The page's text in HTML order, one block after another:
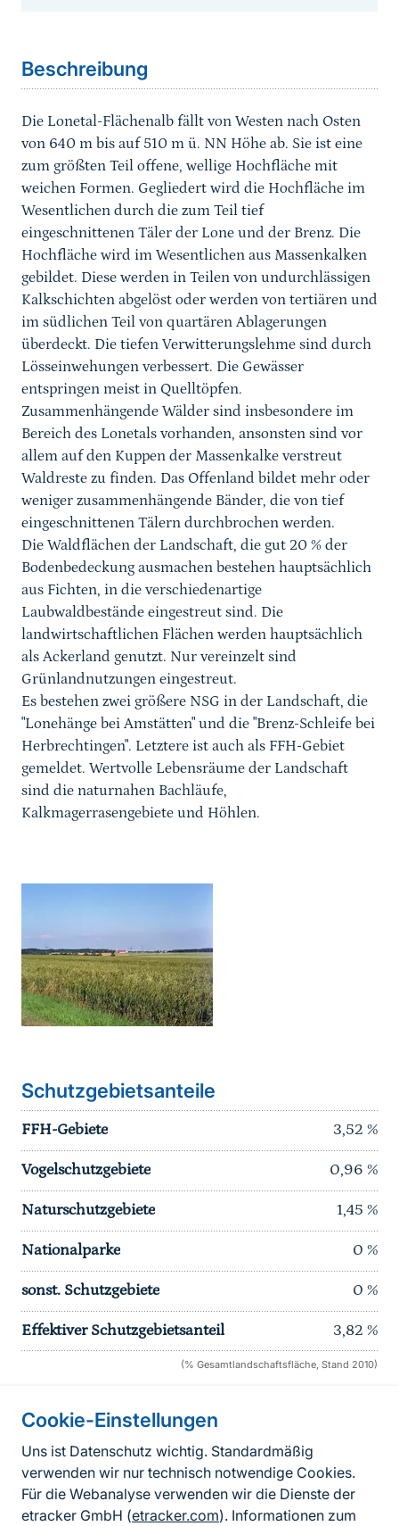
Cookie-Einstellungen
Uns ist Datenschutz wichtig. Standardmäßig
verwenden wir nur technisch notwendige Cookies.
Für die Webanalyse verwenden wir die Dienste der
etracker GmbH (etracker.com). Informationen zum
Beschreibung
Die Lonetal-Flächenalb fällt von Westen nach Osten
von 640 m bis auf 510 m ü. NN Höhe ab. Sie ist eine
zum größten Teil offene, wellige Hochfläche mit
weichen Formen. Gegliedert wird die Hochfläche im
Wesentlichen durch die zum Teil tief
eingeschnittenen Täler der Lone und der Brenz. Die
Hochfläche wird im Wesentlichen aus Massenkalken
gebildet. Diese werden in Teilen von undurchlässigen
Kalkschichten abgelöst oder werden von tertiären und
im südlichen Teil von quartären Ablagerungen
überdeckt. Die tiefen Verwitterungslehme sind durch
Lösseinwehungen verbessert. Die Gewässer
entspringen meist in Quelltöpfen.
Zusammenhängende Wälder sind insbesondere im
Bereich des Lonetals vorhanden, ansonsten sind vor
allem auf den Kuppen der Massenkalke verstreut
Waldreste zu finden. Das Offenland bildet mehr oder
weniger zusammenhängende Bänder, die von tief
eingeschnittenen Tälern durchbrochen werden.
Die Waldflächen der Landschaft, die gut 20 % der
Bodenbedeckung ausmachen bestehen hauptsächlich
aus Fichten, in die verschiedenartige
Laubwaldbestände eingestreut sind. Die
landwirtschaftlichen Flächen werden hauptsächlich
als Ackerland genutzt. Nur vereinzelt sind
Grünlandnutzungen eingestreut.
Es bestehen zwei größere NSG in der Landschaft, die
"Lonehänge bei Amstätten" und die "Brenz-Schleife bei
Herbrechtingen". Letztere ist auch als FFH-Gebiet
gemeldet. Wertvolle Lebensräume der Landschaft
sind die naturnahen Bachläufe,
Kalkmagerrasengebiete und Höhlen.
Schutzgebietsanteile
FFH-Gebiete 3,52 %
Vogelschutzgebiete 0,96 %
Naturschutzgebiete 1,45 %
Nationalparke 0 %
sonst. Schutzgebiete 0 %
Effektiver Schutzgebietsanteil 3,82 %
(% Gesamtlandschaftsfläche, Stand 2010)
Informationen zur Seite
FußzeileKontakt zum BfN
Kontaktformular